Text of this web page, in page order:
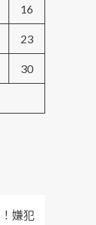
16
23
30
嫌犯